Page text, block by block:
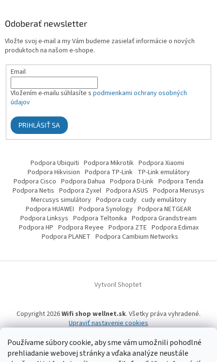
Používame súbory cookie, aby sme vám umožnili pohodlné
prehliadanie webovej stránky a vďaka analýze neustále
Odoberať newsletter
Vložte svoj e-mail a my Vám budeme zasielať informácie o nových
produktoch na našom e-shope.
Email
Vložením e-mailu súhlasíte s podmienkami ochrany osobných
údajov
PRIHLÁSIŤ SA
Podpora Ubiquiti Podpora Mikrotik Podpora Xiaomi
Podpora Hikvision Podpora TP-Link TP-Link emulátory
Podpora Cisco Podpora Dahua Podpora D-Link Podpora Tenda
Podpora Netis Podpora Zyxel Podpora ASUS Podpora Merusys
Mercusys simulátory Podpora cudy cudy emulátory
Podpora HUAWEI Podpora Synology Podpora NETGEAR
Podpora Linksys Podpora Teltonika Podpora Grandstream
Podpora HP Podpora Reyee Podpora ZTE Podpora Edimax
Podpora PLANET Podpora Cambium Networks
Vytvoril Shoptet
Copyright 2026Wifi shop wellnet.sk. Všetky práva vyhradené.
Upraviť nastavenie cookies
Wifi shop wellnet.sk prevádzkuje spoločnosť WELLNET, s.r.o.,IČO: 36484610,